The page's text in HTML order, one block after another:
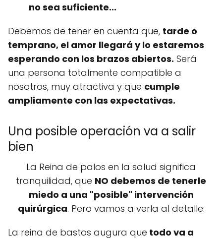
no sea suficiente...
Debemos de tener en cuenta que, tarde o
temprano, el amor llegará y lo estaremos
esperando con los brazos abiertos. Será
una persona totalmente compatible a
nosotros, muy atractiva y que cumple
ampliamente con las expectativas.
Una posible operación va a salir
bien
La Reina de palos en la salud significa
tranquilidad, que NO debemos de tenerle
miedo a una "posible" intervención
quirúrgica. Pero vamos a verla al detalle:
La reina de bastos augura que todo va a